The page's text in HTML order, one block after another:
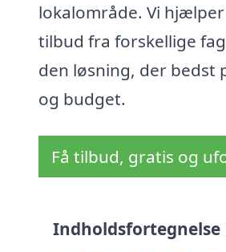
lokalområde. Vi
tilbud fra forskellige
den løsning, der bedst
og budget.
Få tilbud, gratis og
Indholdsfortegnelse